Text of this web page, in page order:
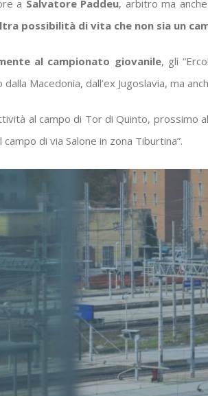
a Salvatore Paddeu, arbitro ma
possibilità di vita che non sia un
al campionato giovanile, gli
Macedonia, dall’ex Jugoslavia, ma
al campo di Tor di Quinto, prossimo
di via Salone in zona Tiburtina”.